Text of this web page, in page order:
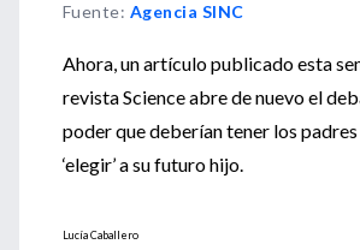
Fuente: Agencia SINC
Ahora, un artículo publicado esta
revista Science abre de nuevo el
poder que deberían tener los padres
‘elegir’ a su futuro hijo.
Lucía Caballero